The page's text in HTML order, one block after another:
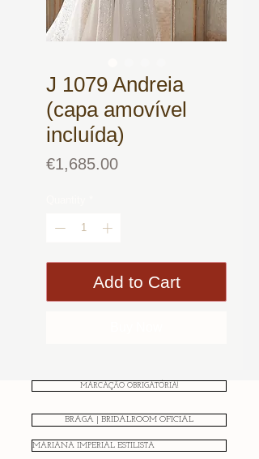
J 1079 Andreia
(capa amovível
incluída)
€1,685.00Price
Add to Cart
MARCAÇÃO OBRIGATÓRIA!
BRAGA | BRIDALROOM OFICIAL
MARIANA IMPERIAL ESTILISTA